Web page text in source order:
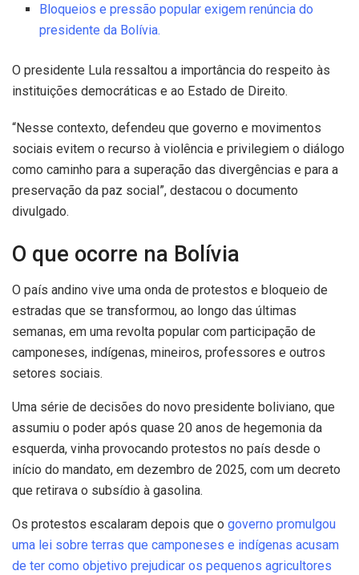
Bloqueios e pressão popular exigem renúncia do
presidente da Bolívia.
O presidente Lula ressaltou a importância do respeito às
instituições democráticas e ao Estado de Direito.
“Nesse contexto, defendeu que governo e movimentos
sociais evitem o recurso à violência e privilegiem o diálogo
como caminho para a superação das divergências e para a
preservação da paz social”, destacou o documento
divulgado.
O que ocorre na Bolívia
O país andino vive uma onda de protestos e bloqueio de
estradas que se transformou, ao longo das últimas
semanas, em uma revolta popular com participação de
camponeses, indígenas, mineiros, professores e outros
setores sociais.
Uma série de decisões do novo presidente boliviano, que
assumiu o poder após quase 20 anos de hegemonia da
esquerda, vinha provocando protestos no país desde o
início do mandato, em dezembro de 2025, com um decreto
que retirava o subsídio à gasolina.
Os protestos escalaram depois que o governo promulgou
uma lei sobre terras que camponeses e indígenas acusam
de ter como objetivo prejudicar os pequenos agricultores